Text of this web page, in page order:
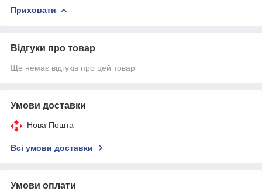
Приховати
Відгуки про товар
Ще немає відгуків про цей товар
Умови доставки
Нова Пошта
Всі умови доставки
Умови оплати